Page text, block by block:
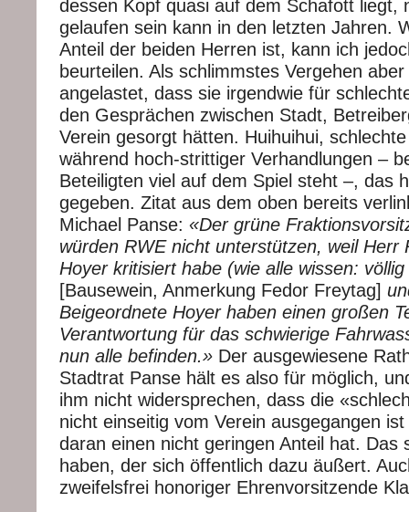
dessen Kopf quasi auf dem Schafott liegt,
gelaufen sein kann in den letzten Jahren.
Anteil der beiden Herren ist, kann ich
beurteilen. Als schlimmstes Vergehen
angelastet, dass sie irgendwie für
den Gesprächen zwischen Stadt,
Verein gesorgt hätten. Huihuihui,
während hoch-strittiger Verhandlungen –
Beteiligten viel auf dem Spiel steht –, das
gegeben. Zitat aus dem oben bereits
Michael Panse: «Der grüne
würden RWE nicht unterstützen, weil Herr
Hoyer kritisiert habe (wie alle wissen:
[Bausewein, Anmerkung Fedor Freytag]
Beigeordnete Hoyer haben einen großen
Verantwortung für das schwierige
nun alle befinden.» Der ausgewiesene
Stadtrat Panse hält es also für möglich,
ihm nicht widersprechen, dass die
nicht einseitig vom Verein ausgegangen
daran einen nicht geringen Anteil hat. Das
haben, der sich öffentlich dazu äußert.
zweifelsfrei honoriger Ehrenvorsitzende